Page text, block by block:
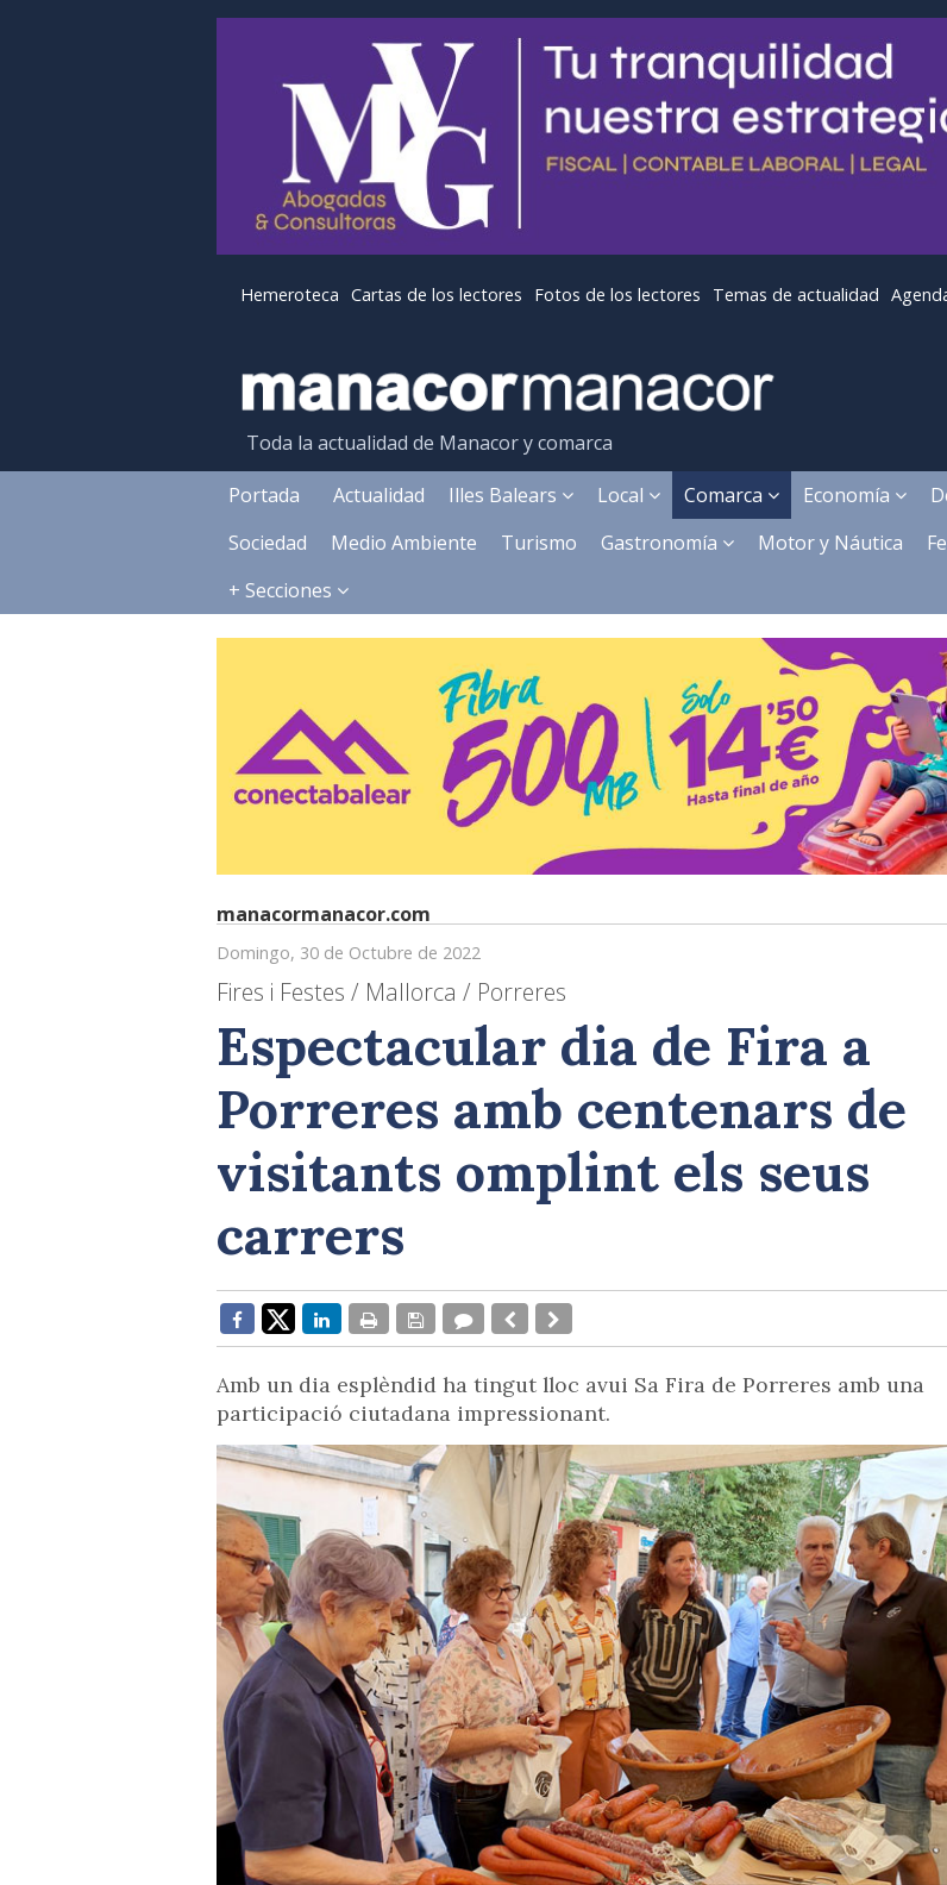
Hemeroteca Cartas de los lectores Fotos de los lectores Temas de actualidad
Toda la actualidad de Manacor y comarca
Portada Actualidad Illes Balears Local Comarca Economía
Sociedad
Medio Ambiente Turismo Gastronomía Motor y Náutica
+ Secciones
manacormanacor.com
Domingo, 30 de Octubre de 2022
Fires i Festes / Mallorca / Porreres
Espectacular dia de Fira a
Porreres amb centenars de
visitants omplint els seus
carrers
Amb un dia esplèndid ha tingut lloc avui Sa Fira de Porreres amb una
participació ciutadana impressionant.